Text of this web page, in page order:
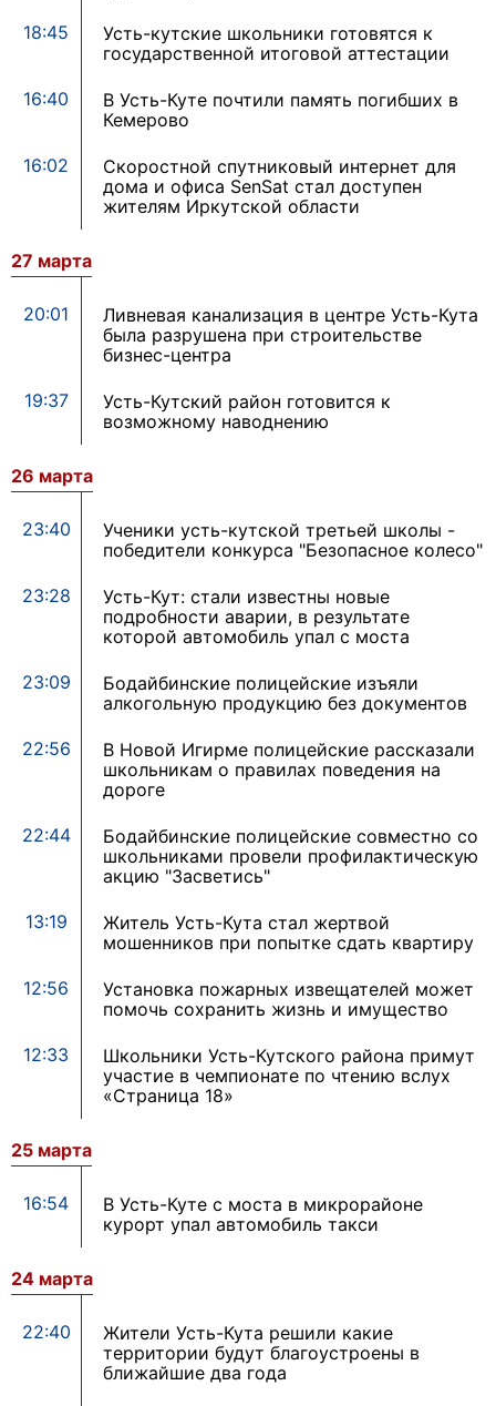
18:45
Усть-кутские школьники готовятся к
государственной итоговой аттестации
16:40
В Усть-Куте почтили память погибших в
Кемерово
16:02
Скоростной спутниковый интернет для
дома и офиса SenSat стал доступен
жителям Иркутской области
27 марта
20:01
Ливневая канализация в центре Усть-Кута
была разрушена при строительстве
бизнес-центра
19:37
Усть-Кутский район готовится к
возможному наводнению
26 марта
23:40
Ученики усть-кутской третьей школы -
победители конкурса "Безопасное колесо"
23:28
Усть-Кут: стали известны новые
подробности аварии, в результате
которой автомобиль упал с моста
23:09
Бодайбинские полицейские изъяли
алкогольную продукцию без документов
22:56
В Новой Игирме полицейские рассказали
школьникам о правилах поведения на
дороге
22:44
Бодайбинские полицейские совместно со
школьниками провели профилактическую
акцию "Засветись"
13:19
Житель Усть-Кута стал жертвой
мошенников при попытке сдать квартиру
12:56
Установка пожарных извещателей может
помочь сохранить жизнь и имущество
12:33
Школьники Усть-Кутского района примут
участие в чемпионате по чтению вслух
«Страница 18»
25 марта
16:54
В Усть-Куте с моста в микрорайоне
курорт упал автомобиль такси
24 марта
22:40
Жители Усть-Кута решили какие
территории будут благоустроены в
ближайшие два года